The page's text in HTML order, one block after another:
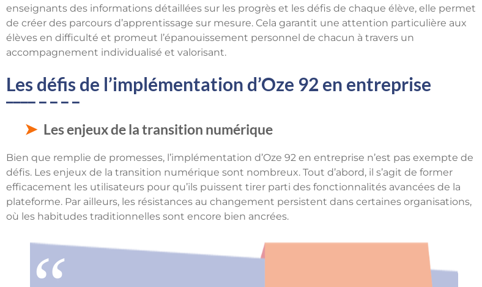
enseignants des informations détaillées sur les progrès et les défis de chaque élève, elle permet
de créer des parcours d’apprentissage sur mesure. Cela garantit une attention particulière aux
élèves en difficulté et promeut l’épanouissement personnel de chacun à travers un
accompagnement individualisé et valorisant.
Les défis de l’implémentation d’Oze 92 en entreprise
Les enjeux de la transition numérique
Bien que remplie de promesses, l’implémentation d’Oze 92 en entreprise n’est pas exempte de
défis. Les enjeux de la transition numérique sont nombreux. Tout d’abord, il s’agit de former
efficacement les utilisateurs pour qu’ils puissent tirer parti des fonctionnalités avancées de la
plateforme. Par ailleurs, les résistances au changement persistent dans certaines organisations,
où les habitudes traditionnelles sont encore bien ancrées.